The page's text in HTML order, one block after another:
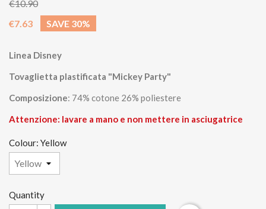
€10.90
€7.63
SAVE 30%
Linea Disney
Tovaglietta plastificata "Mickey Party"
Composizione: 74% cotone 26% poliestere
Attenzione: lavare a mano e non mettere in asciugatrice
Colour: Yellow
Quantity